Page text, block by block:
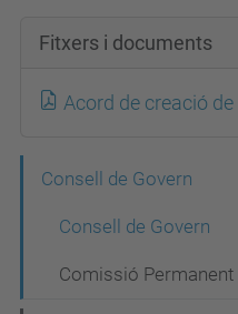
Fitxers i documents
Acord de creació de
e
Consell de Govern
Consell de Govern
Comissió Permanent